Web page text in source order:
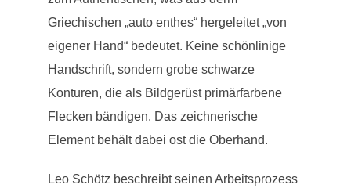
Griechischen „auto enthes“ hergeleitet „von
eigener Hand“ bedeutet. Keine schönlinige
Handschrift, sondern grobe schwarze
Konturen, die als Bildgerüst primärfarbene
Flecken bändigen. Das zeichnerische
Element behält dabei ost die Oberhand.
Leo Schötz beschreibt seinen Arbeitsprozess